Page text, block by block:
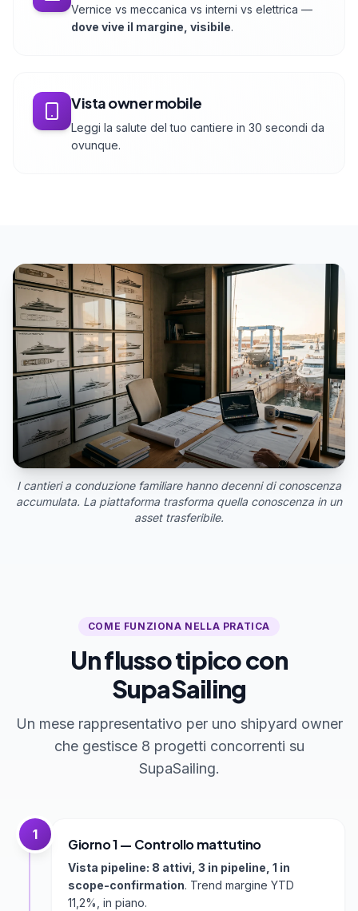
Vernice vs meccanica vs interni vs elettrica —
dove vive il margine, visibile.
Vista owner mobile
Leggi la salute del tuo cantiere in 30 secondi da
ovunque.
I cantieri a conduzione familiare hanno decenni di conoscenza
accumulata. La piattaforma trasforma quella conoscenza in un
asset trasferibile.
COME FUNZIONA NELLA PRATICA
Un flusso tipico con
SupaSailing
Un mese rappresentativo per uno shipyard owner
che gestisce 8 progetti concorrenti su
SupaSailing.
1
Giorno 1 — Controllo mattutino
Vista pipeline: 8 attivi, 3 in pipeline, 1 in
scope-confirmation. Trend margine YTD
11,2%, in piano.